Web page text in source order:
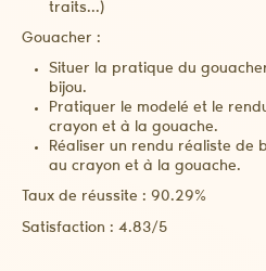
traits...)
Gouacher :
Situer la pratique du
bijou.
Pratiquer le modelé et le
crayon et à la gouache.
Réaliser un rendu réaliste de
au crayon et à la gouache.
Taux de réussite : 90.29%
Satisfaction : 4.83/5